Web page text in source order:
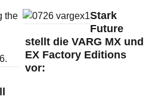
Stark
Future
stellt die VARG MX und
EX Factory Editions
vor: